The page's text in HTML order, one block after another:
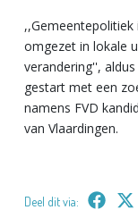
omgezet in lokale
verandering'',
gestart met een
namens FVD
van Vlaardingen.
Deel dit via: